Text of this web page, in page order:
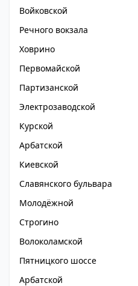
Войковской
Речного вокзала
Ховрино
Первомайской
Партизанской
Электрозаводской
Курской
Арбатской
Киевской
Славянского бульвара
Молодёжной
Строгино
Волоколамской
Пятницкого шоссе
Арбатской